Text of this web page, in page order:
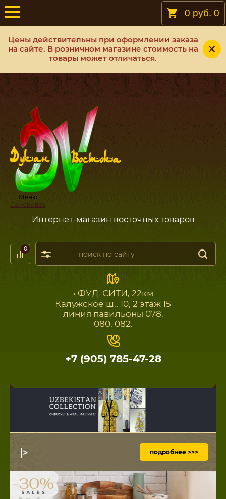
Цены действительны при оформлении заказа
на сайте. В розничном магазине стоимость на
товары может отличаться.
Меню
Самовывоз
Интернет-магазин восточных товаров
0
• ФУД-СИТИ, 22км
Калужское ш., 10, 2 этаж 15
линия павильоны 078,
080, 082.
+7 (905) 785-47-28
|> подробнее >>>
0 руб. 0